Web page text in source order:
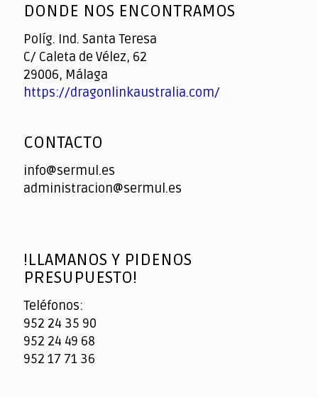
DONDE NOS ENCONTRAMOS
Políg. Ind. Santa Teresa
C/ Caleta de Vélez, 62
29006, Málaga
https://dragonlinkaustralia.com/
CONTACTO
info@sermul.es
administracion@sermul.es
!LLAMANOS Y PIDENOS
PRESUPUESTO!
Teléfonos:
952 24 35 90
952 24 49 68
952 17 71 36